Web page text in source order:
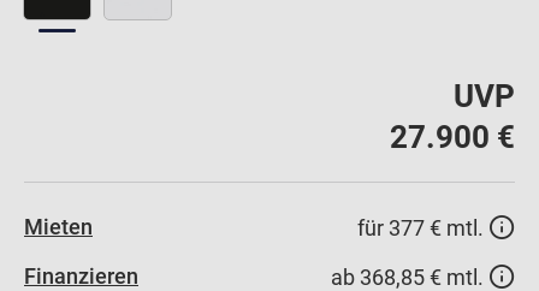
UVP
27.900 €
Mieten
für 377 € mtl.
Finanzieren
ab 368,85 € mtl.